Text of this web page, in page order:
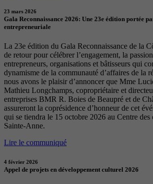
23 mars 2026
Gala Reconnaissance 2026: Une 23e édition portée
entrepreneuriale
La 23e édition du Gala Reconnaissance de la
de retour pour célébrer l’engagement, la
entrepreneurs, organisations et bâtisseurs qui
dynamisme de la communauté d’affaires de la
nous avons le plaisir d’annoncer que Mme
Mathieu Longchamps, copropriétaire et
entreprises BMR R. Boies de Beaupré et de
assureront la coprésidence d’honneur de cet
qui se tiendra le 15 octobre 2026 au Centre
Sainte-Anne.
Lire le communiqué
4 février 2026
Appel de projets en développement culturel 2026